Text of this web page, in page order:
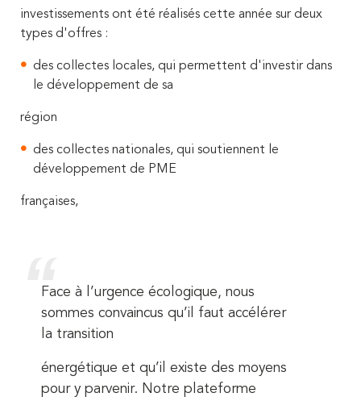
investissements ont été réalisés cette année sur deux
types d'offres :
des collectes locales, qui permettent d'investir dans
le développement de sa
région
des collectes nationales, qui soutiennent le
développement de PME
françaises,
Face à l’urgence écologique, nous
sommes convaincus qu’il faut accélérer
la transition
énergétique et qu’il existe des moyens
pour y parvenir. Notre plateforme